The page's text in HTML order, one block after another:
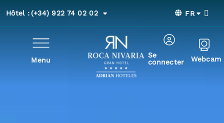
Hôtel :(+34) 922 74 02 02 FR
Menu
Se
connecter
Webcam